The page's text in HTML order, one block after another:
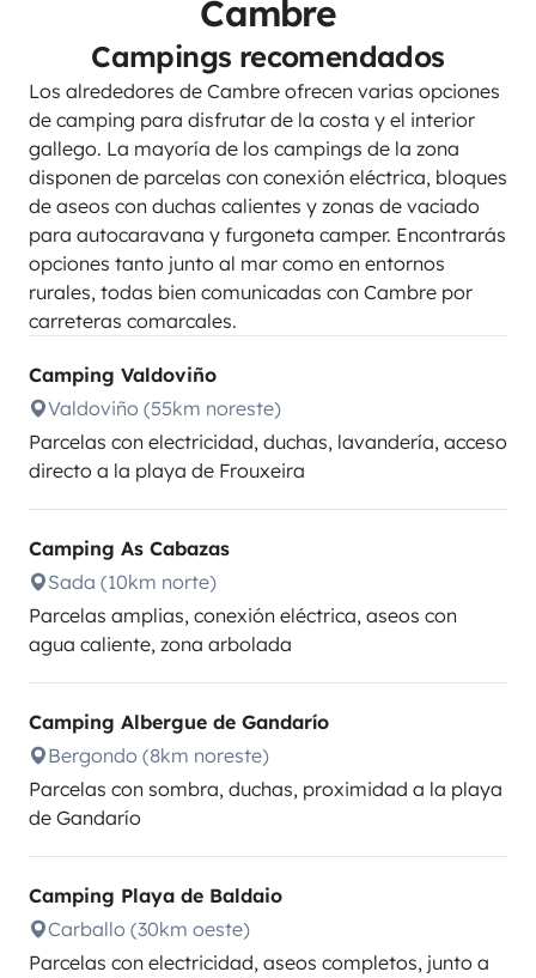
Cambre
Campings recomendados
Los alrededores de Cambre ofrecen varias opciones
de camping para disfrutar de la costa y el interior
gallego. La mayoría de los campings de la zona
disponen de parcelas con conexión eléctrica, bloques
de aseos con duchas calientes y zonas de vaciado
para autocaravana y furgoneta camper. Encontrarás
opciones tanto junto al mar como en entornos
rurales, todas bien comunicadas con Cambre por
carreteras comarcales.
Camping Valdoviño
Valdoviño (55km noreste)
Parcelas con electricidad, duchas, lavandería, acceso
directo a la playa de Frouxeira
Camping As Cabazas
Sada (10km norte)
Parcelas amplias, conexión eléctrica, aseos con
agua caliente, zona arbolada
Camping Albergue de Gandarío
Bergondo (8km noreste)
Parcelas con sombra, duchas, proximidad a la playa
de Gandarío
Camping Playa de Baldaio
Carballo (30km oeste)
Parcelas con electricidad, aseos completos, junto a